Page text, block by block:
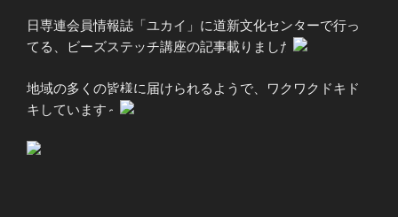
日専連会員情報誌「ユカイ」に道新文化センターで行っ
てる、ビーズステッチ講座の記事載りました
地域の多くの皆様に届けられるようで、ワクワクドキド
キしています～